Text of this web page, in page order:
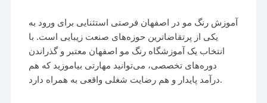
آموزش رنگ مو در اصفهان فرصتی استثنایی برای ورود به
یکی از پرتقاضاترین حوزه‌های صنعت زیبایی است. با
انتخاب یک آموزشگاه رنگ مو اصفهان معتبر و گذراندن
دوره‌های تخصصی، می‌توانید مهارتی بیاموزید که هم
درآمد پایدار و هم رضایت شغلی واقعی به همراه دارد.